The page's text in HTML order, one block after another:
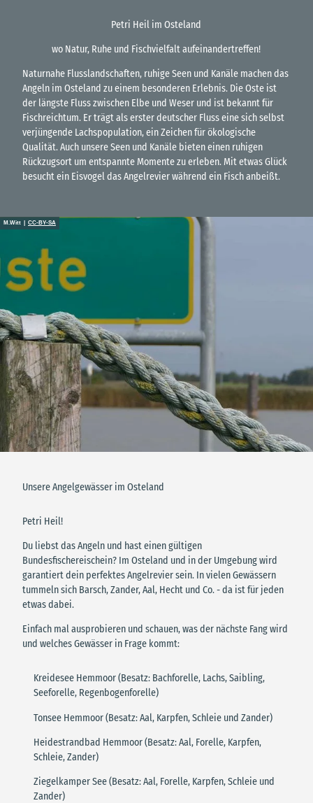
Petri Heil im Osteland
wo Natur, Ruhe und Fischvielfalt aufeinandertreffen!
Naturnahe Flusslandschaften, ruhige Seen und Kanäle machen das
Angeln im Osteland zu einem besonderen Erlebnis. Die Oste ist
der längste Fluss zwischen Elbe und Weser und ist bekannt für
Fischreichtum. Er trägt als erster deutscher Fluss eine sich selbst
verjüngende Lachspopulation, ein Zeichen für ökologische
Qualität. Auch unsere Seen und Kanäle bieten einen ruhigen
Rückzugsort um entspannte Momente zu erleben. Mit etwas Glück
besucht ein Eisvogel das Angelrevier während ein Fisch anbeißt.
M.Witt | CC-BY-SA
Unsere Angelgewässer im Osteland
Petri Heil!
Du liebst das Angeln und hast einen gültigen
Bundesfischereischein? Im Osteland und in der Umgebung wird
garantiert dein perfektes Angelrevier sein. In vielen Gewässern
tummeln sich Barsch, Zander, Aal, Hecht und Co. - da ist für jeden
etwas dabei.
Einfach mal ausprobieren und schauen, was der nächste Fang wird
und welches Gewässer in Frage kommt:
Kreidesee Hemmoor (Besatz: Bachforelle, Lachs, Saibling,
Seeforelle, Regenbogenforelle)
Tonsee Hemmoor (Besatz: Aal, Karpfen, Schleie und Zander)
Heidestrandbad Hemmoor (Besatz: Aal, Forelle, Karpfen,
Schleie, Zander)
Ziegelkamper See (Besatz: Aal, Forelle, Karpfen, Schleie und
Zander)